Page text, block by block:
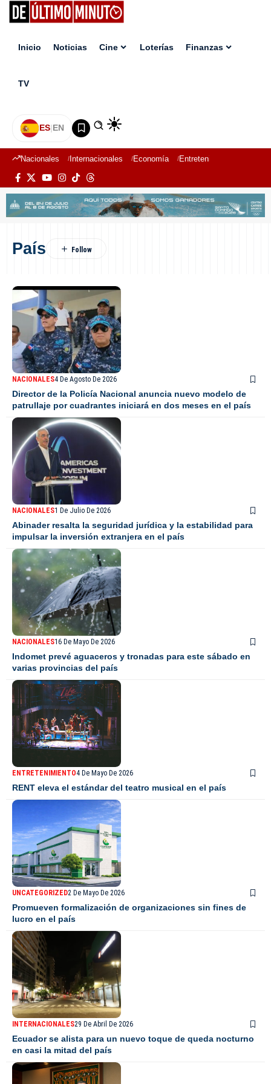
Inicio Noticias Cine Loterías Finanzas
TV
ES|EN
Nacionales Internacionales Economía Entretenimiento
País
NACIONALES4 De Agosto De 2026
Director de la Policía Nacional anuncia nuevo modelo de
patrullaje por cuadrantes iniciará en dos meses en el país
NACIONALES1 De Julio De 2026
Abinader resalta la seguridad jurídica y la estabilidad para
impulsar la inversión extranjera en el país
NACIONALES16 De Mayo De 2026
Indomet prevé aguaceros y tronadas para este sábado en
varias provincias del país
ENTRETENIMIENTO4 De Mayo De 2026
RENT eleva el estándar del teatro musical en el país
UNCATEGORIZED2 De Mayo De 2026
Promueven formalización de organizaciones sin fines de
lucro en el país
INTERNACIONALES29 De Abril De 2026
Ecuador se alista para un nuevo toque de queda nocturno
en casi la mitad del país